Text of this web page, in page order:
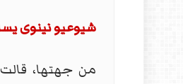
شيوعيو نينوى